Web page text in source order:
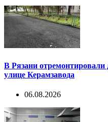
В Рязани
улице Керамзавода
06.08.2026